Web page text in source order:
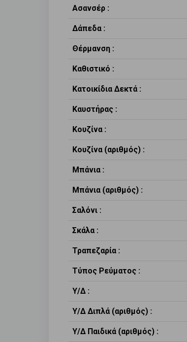
Ασανσέρ :
Δάπεδα :
Θέρμανση :
Καθιστικό :
Κατοικίδια Δεκτά :
Καυστήρας :
Κουζίνα :
Κουζίνα (αριθμός) :
Μπάνια :
Μπάνια (αριθμός) :
Σαλόνι :
Σκάλα :
Τραπεζαρία :
Τύπος Ρεύματος :
Υ/Δ :
Υ/Δ Διπλά (αριθμός) :
Υ/Δ Παιδικά (αριθμός) :